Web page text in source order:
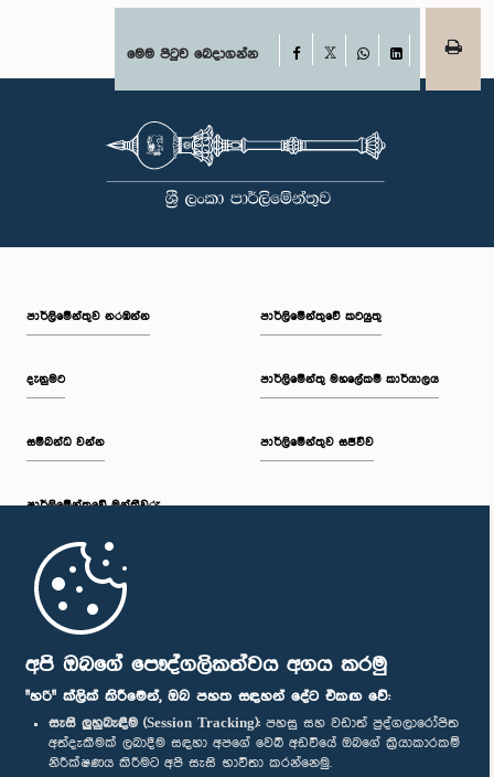
අපි ඔබගේ පෞද්ගලිකත්වය අගය කරමු
"හරි" ක්ලික් කිරීමෙන්, ඔබ පහත සඳහන් දේට එකඟ වේ:
සැසි ලුහුබැඳීම (Session Tracking): පහසු සහ වඩාත් පුද්ගලාරෝපිත
අත්දැකීමක් ලබාදීම සඳහා අපගේ වෙබ් අඩවියේ ඔබගේ ක්‍රියාකාරකම්
නිරීක්ෂණය කිරීමට අපි සැසි භාවිතා කරන්නෙමු.
මෙම පිටුව බෙදාගන්න Facebook
WhatsAppLinkedIn
පාර්ලි‌මේන්තුව නරඹන්න
දැනුමට
සම්බන්ධ වන්න
පාර්ලි‌මේන්තුවේ මන්ත්‍රීවරු
මුල් පිටුව
පාර්ලිමේන්තුවේ කටයුතු
පාර්ලිමේන්තු මහලේකම් කාර්යාලය
පාර්ලිමේන්තුව සජීවීව
පාර්ලිමේන්තු ජංගම යෙදුම